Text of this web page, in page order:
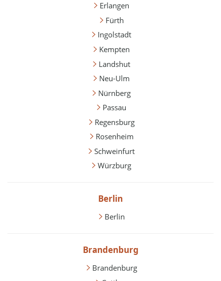
Erlangen
Fürth
Ingolstadt
Kempten
Landshut
Neu-Ulm
Nürnberg
Passau
Regensburg
Rosenheim
Schweinfurt
Würzburg
Berlin
Berlin
Brandenburg
Brandenburg